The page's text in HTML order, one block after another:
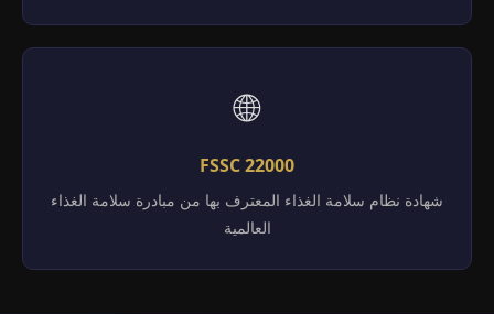
🌐
FSSC 22000
شهادة نظام سلامة الغذاء المعترف بها من مبادرة سلامة الغذاء
العالمية